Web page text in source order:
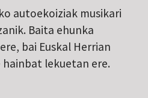
autoekoiziak musikari
Baita ehunka
bai Euskal Herrian
lekuetan ere.